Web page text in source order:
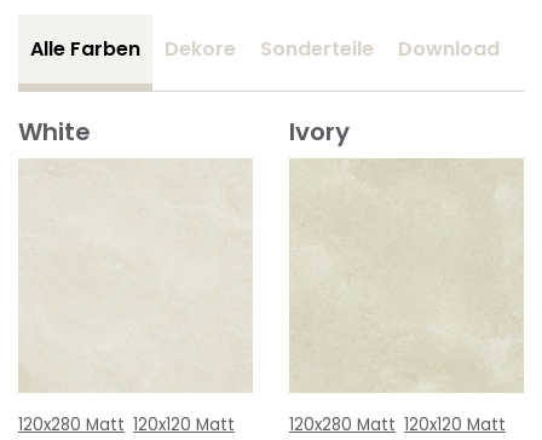
Alle Farben Dekore Sonderteile Download
White
120x280 Matt 120x120 Matt
Ivory
120x280 Matt 120x120 Matt